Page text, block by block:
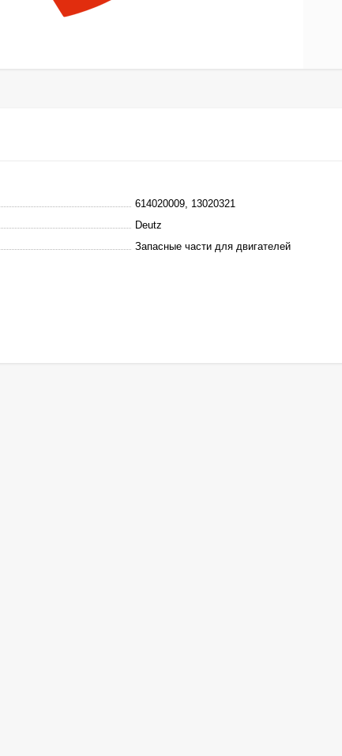
614020009, 13020321
Deutz
Запасные части для двигателей